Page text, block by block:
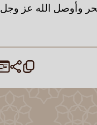
وأوصل الله عز وجل